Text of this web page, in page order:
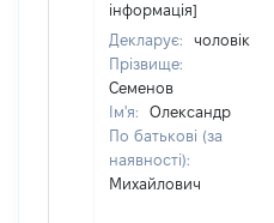
інформація]
Декларує:
чоловік
Прізвище:
Семенов
Ім'я:
Олександр
По батькові (за
наявності):
Михайлович